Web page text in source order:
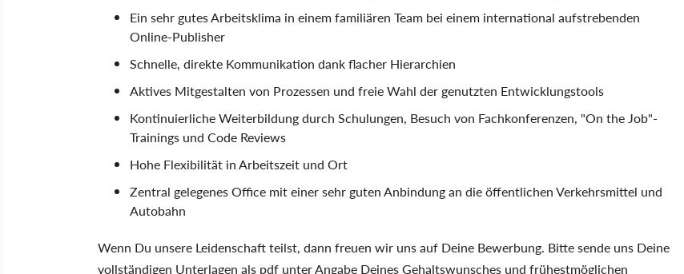
Ein sehr gutes Arbeitsklima in einem familiären Team bei einem international aufstrebenden
Online-Publisher
Schnelle, direkte Kommunikation dank flacher Hierarchien
Aktives Mitgestalten von Prozessen und freie Wahl der genutzten Entwicklungstools
Kontinuierliche Weiterbildung durch Schulungen, Besuch von Fachkonferenzen, "On the Job"-
Trainings und Code Reviews
Hohe Flexibilität in Arbeitszeit und Ort
Zentral gelegenes Office mit einer sehr guten Anbindung an die öffentlichen Verkehrsmittel und
Autobahn
Wenn Du unsere Leidenschaft teilst, dann freuen wir uns auf Deine Bewerbung. Bitte sende uns Deine
vollständigen Unterlagen als pdf unter Angabe Deines Gehaltswunsches und frühestmöglichen